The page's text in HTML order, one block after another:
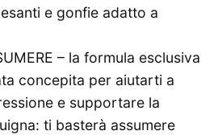
e gonfie adatto a
– la formula esclusiva
concepita per aiutarti a
e supportare la
ti basterà assumere